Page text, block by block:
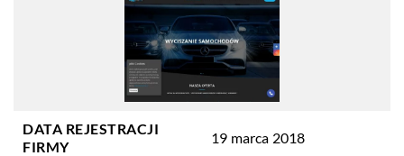
DATA REJESTRACJI
FIRMY
19 marca 2018